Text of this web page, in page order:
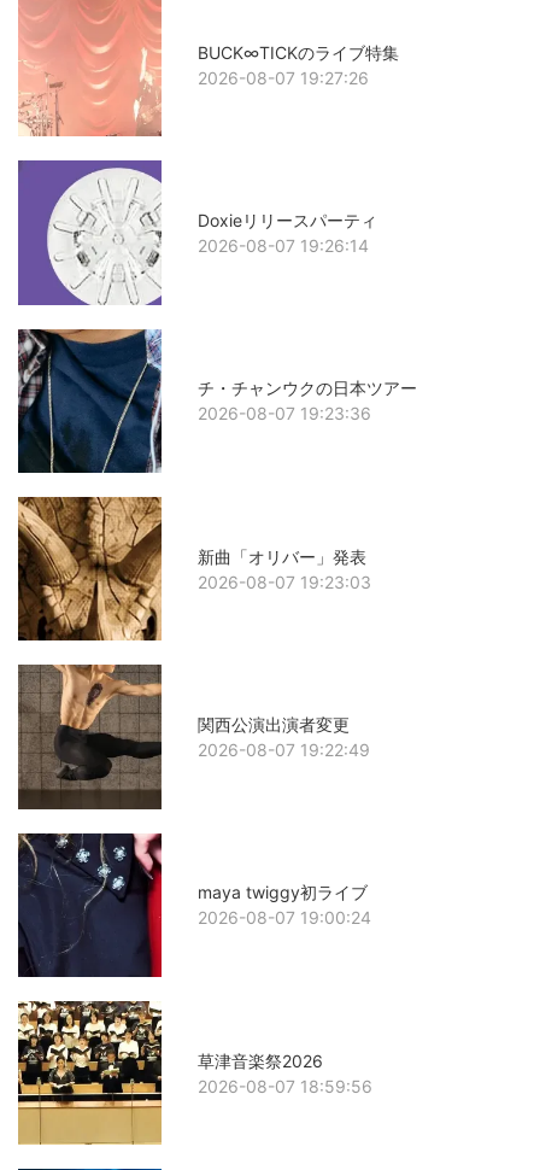
BUCK∞TICKのライブ特集
2026-08-07 19:27:26
Doxieリリースパーティ
2026-08-07 19:26:14
チ・チャンウクの日本ツアー
2026-08-07 19:23:36
新曲「オリバー」発表
2026-08-07 19:23:03
関西公演出演者変更
2026-08-07 19:22:49
maya twiggy初ライブ
2026-08-07 19:00:24
草津音楽祭2026
2026-08-07 18:59:56